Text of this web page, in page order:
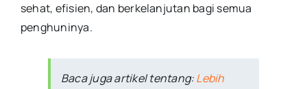
sehat, efisien, dan berkelanjutan bagi semua
penghuninya.
Baca juga artikel tentang:Lebih